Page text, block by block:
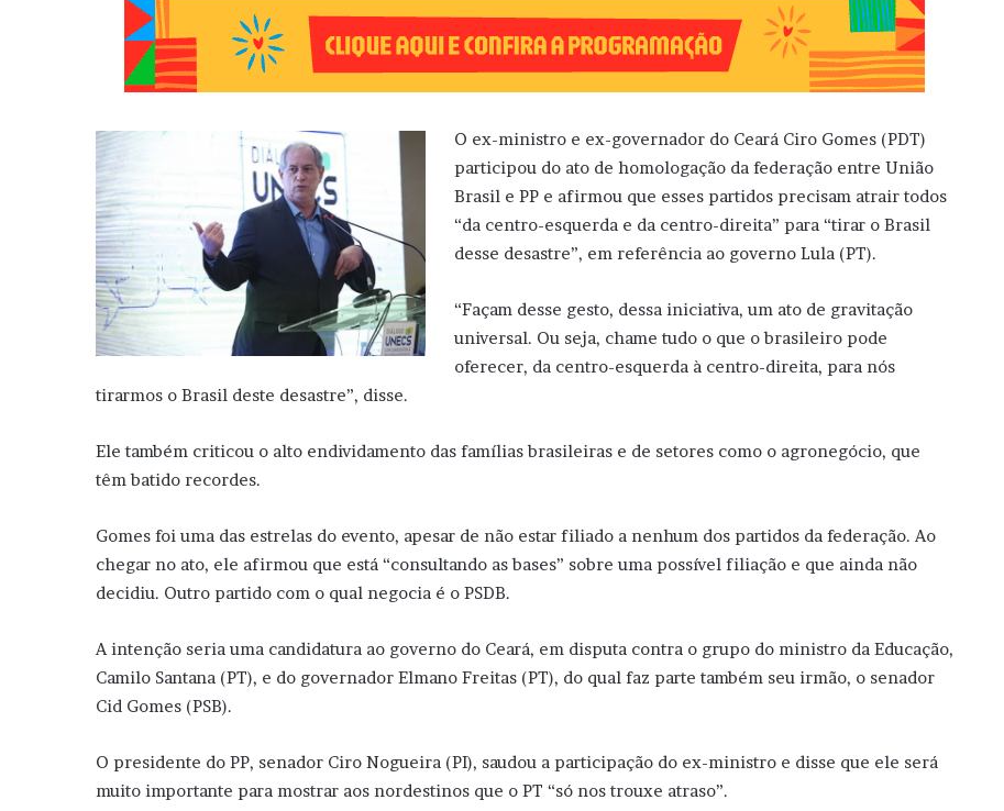
O ex-ministro e ex-governador do Ceará Ciro Gomes (PDT)
participou do ato de homologação da federação entre União
Brasil e PP e afirmou que esses partidos precisam atrair todos
“da centro-esquerda e da centro-direita” para “tirar o Brasil
desse desastre”, em referência ao governo Lula (PT).
“Façam desse gesto, dessa iniciativa, um ato de gravitação
universal. Ou seja, chame tudo o que o brasileiro pode
oferecer, da centro-esquerda à centro-direita, para nós
tirarmos o Brasil deste desastre”, disse.
Ele também criticou o alto endividamento das famílias brasileiras e de setores como o agronegócio, que
têm batido recordes.
Gomes foi uma das estrelas do evento, apesar de não estar filiado a nenhum dos partidos da federação. Ao
chegar no ato, ele afirmou que está “consultando as bases” sobre uma possível filiação e que ainda não
decidiu. Outro partido com o qual negocia é o PSDB.
A intenção seria uma candidatura ao governo do Ceará, em disputa contra o grupo do ministro da Educação,
Camilo Santana (PT), e do governador Elmano Freitas (PT), do qual faz parte também seu irmão, o senador
Cid Gomes (PSB).
O presidente do PP, senador Ciro Nogueira (PI), saudou a participação do ex-ministro e disse que ele será
muito importante para mostrar aos nordestinos que o PT “só nos trouxe atraso”.